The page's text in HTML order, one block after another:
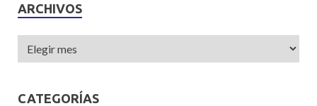
ARCHIVOS
CATEGORÍAS